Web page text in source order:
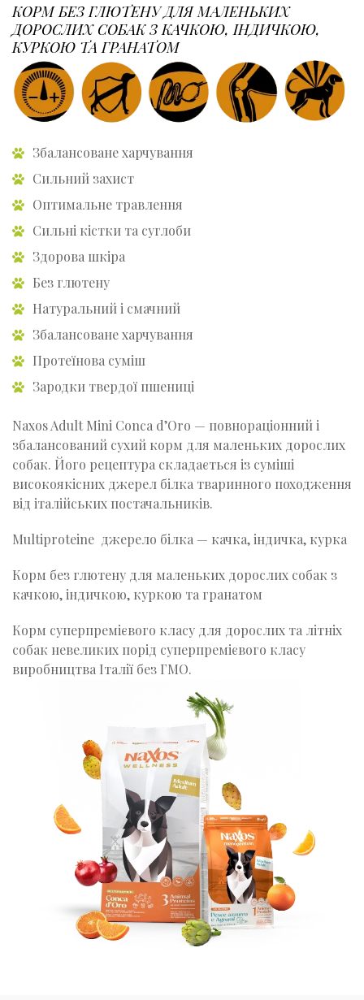
КОРМ БЕЗ ГЛЮТЕНУ ДЛЯ МАЛЕНЬКИХ
ДОРОСЛИХ СОБАК З КАЧКОЮ, ІНДИЧКОЮ,
КУРКОЮ ТА ГРАНАТОМ
Збалансоване харчування
Сильний захист
Оптимальне травлення
Сильні кістки та суглоби
Здорова шкіра
Без глютену
Натуральний і смачний
Збалансоване харчування
Протеїнова суміш
Зародки твердої пшениці
Naxos Adult Mini Conca d’Oro — повнораціонний і
збалансований сухий корм для маленьких дорослих
собак. Його рецептура складається із суміші
високоякісних джерел білка тваринного походження
від італійських постачальників.
Multiproteine джерело білка — качка, індичка, курка
Корм без глютену для маленьких дорослих собак з
качкою, індичкою, куркою та гранатом
Корм суперпремієвого класу для дорослих та літніх
собак невеликих порід суперпремієвого класу
виробництва Італії без ГМО.